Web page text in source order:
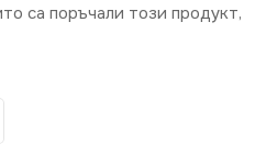
са поръчали този продукт,